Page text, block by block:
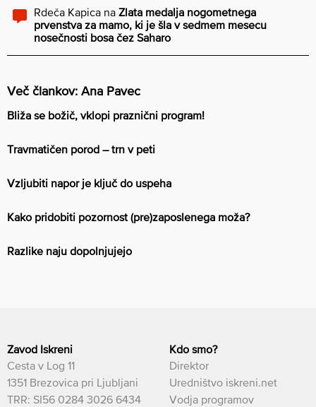
Rdeča Kapica na Zlata medalja nogometnega
prvenstva za mamo, ki je šla v sedmem mesecu
nosečnosti bosa čez Saharo
Več člankov: Ana Pavec
Bliža se božič, vklopi praznični program!
Travmatičen porod – trn v peti
Vzljubiti napor je ključ do uspeha
Kako pridobiti pozornost (pre)zaposlenega moža?
Razlike naju dopolnjujejo
Zavod Iskreni
Cesta v Log 11
1351 Brezovica pri Ljubljani
TRR: SI56 0284 3026 6434
Kdo smo?
Direktor
Uredništvo iskreni.net
Vodja programov